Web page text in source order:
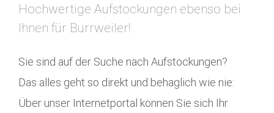
Hochwertige Aufstockungen ebenso bei
Ihnen für Burrweiler!
Sie sind auf der Suche nach Aufstockungen?
Das alles geht so direkt und behaglich wie nie:
Über unser Internetportal können Sie sich Ihr